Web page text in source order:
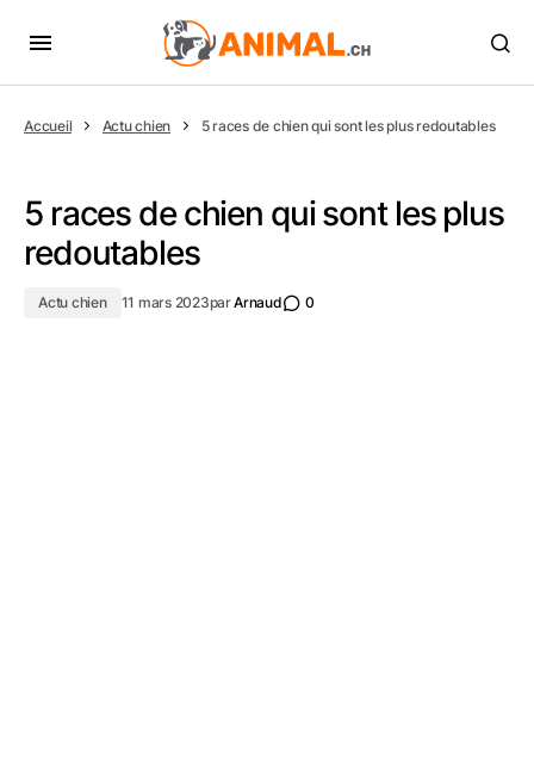
Accueil Actu chien 5 races de chien qui sont les plus redoutables
5 races de chien qui sont les plus
redoutables
Actu chien 11 mars 2023parArnaud 0